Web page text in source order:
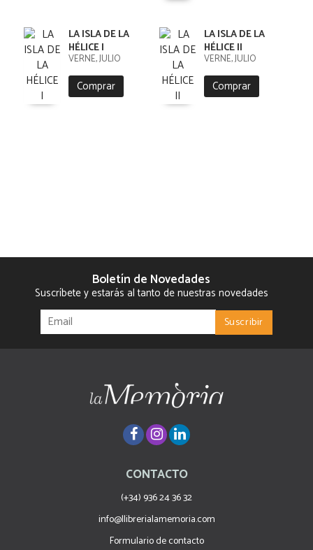
LA ISLA DE LA
HÉLICE I
VERNE, JULIO
Comprar
LA ISLA DE LA
HÉLICE II
VERNE, JULIO
Comprar
Boletín de Novedades
Suscríbete y estarás al tanto de nuestras novedades
CONTACTO
(+34) 936 24 36 32
info@llibrerialamemoria.com
Formulario de contacto